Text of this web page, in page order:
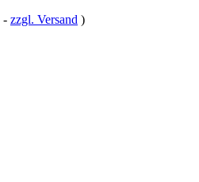
- zzgl. Versand )